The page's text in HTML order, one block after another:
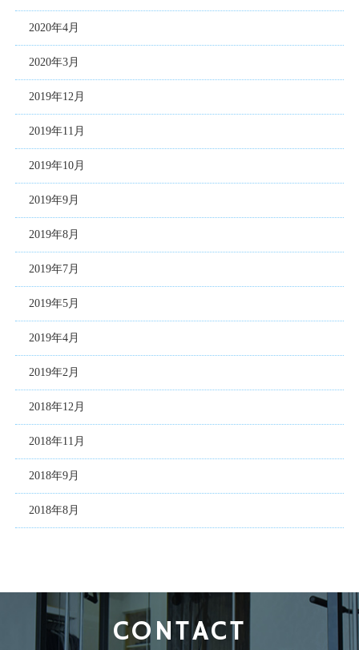
2020年4月
2020年3月
2019年12月
2019年11月
2019年10月
2019年9月
2019年8月
2019年7月
2019年5月
2019年4月
2019年2月
2018年12月
2018年11月
2018年9月
2018年8月
CONTACT